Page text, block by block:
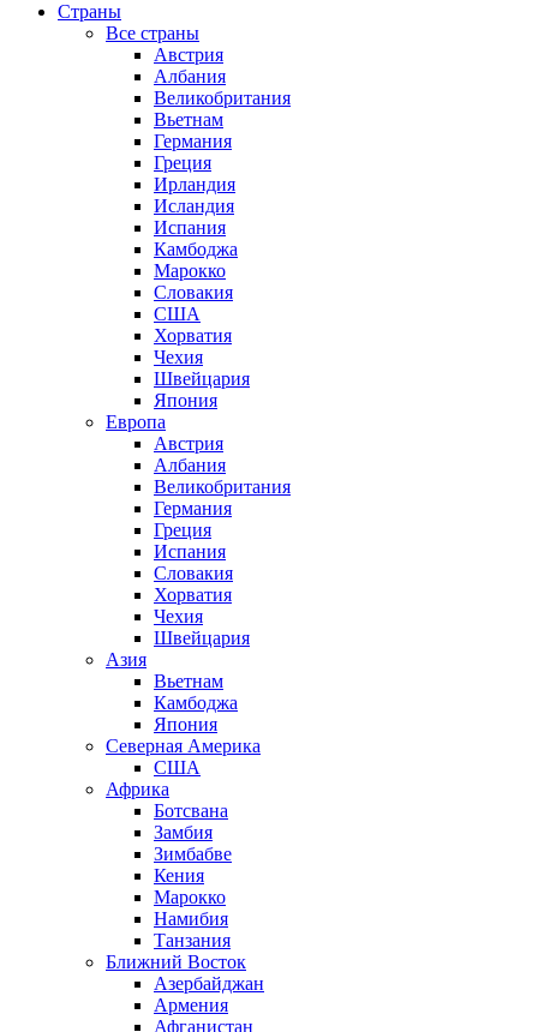
Страны
Все страны
Австрия
Албания
Великобритания
Вьетнам
Германия
Греция
Ирландия
Исландия
Испания
Камбоджа
Марокко
Словакия
США
Хорватия
Чехия
Швейцария
Япония
Европа
Австрия
Албания
Великобритания
Германия
Греция
Испания
Словакия
Хорватия
Чехия
Швейцария
Азия
Вьетнам
Камбоджа
Япония
Северная Америка
США
Африка
Ботсвана
Замбия
Зимбабве
Кения
Марокко
Намибия
Танзания
Ближний Восток
Азербайджан
Армения
Афганистан